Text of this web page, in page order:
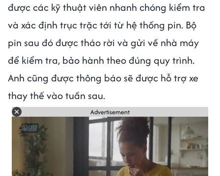
được các kỹ thuật viên nhanh chóng kiểm tra
và xác định trục trặc tới từ hệ thống pin. Bộ
pin sau đó được tháo rời và gửi về nhà máy
để kiểm tra, bảo hành theo đúng quy trình.
Anh cũng được thông báo sẽ được hỗ trợ xe
thay thế vào tuần sau.
Advertisement